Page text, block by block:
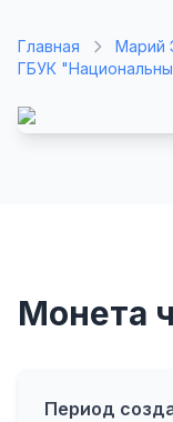
Главная Марий
ГБУК
Монета
Период